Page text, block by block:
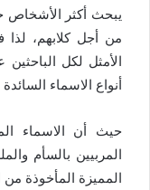
يبحث أكثر الأشخاص
من أجل كلابهم، لذا
الأمثل لكل
أنواع الاسماء
حيث أن الاسماء
المربيين بالسأم
المميزة المأخوذة من